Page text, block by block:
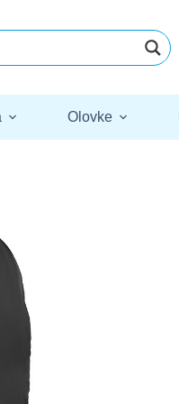
Olovke